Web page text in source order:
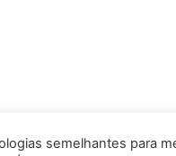
semelhantes para